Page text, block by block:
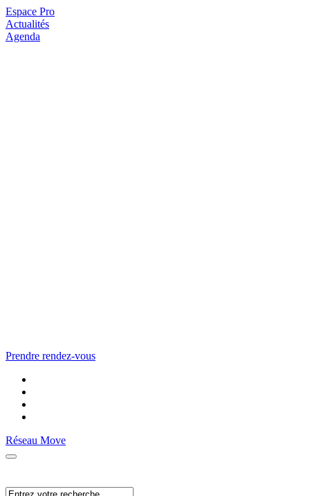
Espace Pro
Actualités
Agenda
Prendre rendez-vous
Réseau Move